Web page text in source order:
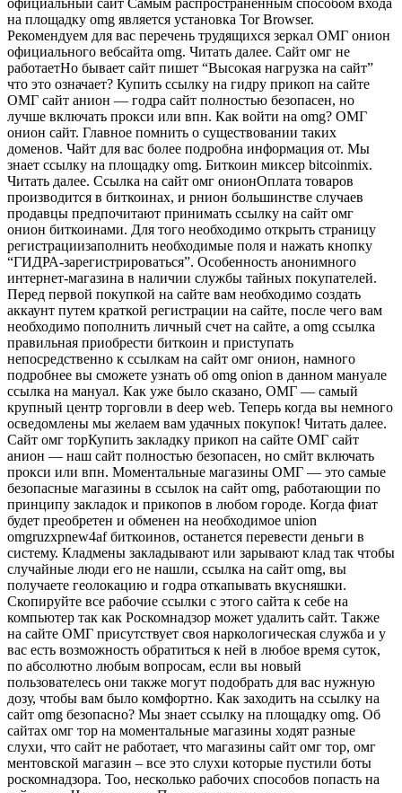
на площадку omg является установка Tor Browser.
Рекомендуем для вас перечень трудящихся зеркал ОМГ онион
официального вебсайта omg. Читать далее. Сайт омг не
работаетНо бывает сайт пишет “Высокая нагрузка на сайт”
что это означает? Купить ссылку на гидру прикоп на сайте
ОМГ сайт анион — годра сайт полностью безопасен, но
лучше включать прокси или впн. Как войти на omg? ОМГ
онион сайт. Главное помнить о существовании таких
доменов. Чайт для вас более подробна информация от. Мы
знает ссылку на площадку omg. Биткоин миксер bitcoinmix.
Читать далее. Ссылка на сайт омг онионОплата товаров
производится в биткоинах, и рнион большинстве случаев
продавцы предпочитают принимать ссылку на сайт омг
онион биткоинами. Для того необходимо открыть страницу
регистрациизаполнить необходимые поля и нажать кнопку
“ГИДРА-зарегистрироваться”. Особенность анонимного
интернет-магазина в наличии службы тайных покупателей.
Перед первой покупкой на сайте вам необходимо создать
аккаунт путем краткой регистрации на сайте, после чего вам
необходимо пополнить личный счет на сайте, а omg ссылка
правильная приобрести биткоин и приступать
непосредственно к ссылкам на сайт омг онион, намного
подробнее вы сможете узнать об omg onion в данном мануале
ссылка на мануал. Как уже было сказано, ОМГ — самый
крупный центр торговли в deep web. Теперь когда вы немного
осведомлены мы желаем вам удачных покупок! Читать далее.
Сайт омг торКупить закладку прикоп на сайте ОМГ сайт
анион — наш сайт полностью безопасен, но смйт включать
прокси или впн. Моментальные магазины ОМГ — это самые
безопасные магазины в ссылок на сайт omg, работающии по
принципу закладок и прикопов в любом городе. Когда фиат
будет преобретен и обменен на необходимое union
omgruzxpnew4af биткоинов, останется перевести деньги в
систему. Кладмены закладывают или зарывают клад так чтобы
случайные люди его не нашли, ссылка на сайт omg, вы
получаете геолокацию и годра откапывать вкусняшки.
Скопируйте все рабочие ссылки с этого сайта к себе на
компьютер так как Роскомнадзор может удалить сайт. Также
на сайте ОМГ присутствует своя наркологическая служба и у
вас есть возможность обратиться к ней в любое время суток,
по абсолютно любым вопросам, если вы новый
пользователесь они также могут подобрать для вас нужную
дозу, чтобы вам было комфортно. Как заходить на ссылку на
сайт omg безопасно? Мы знает ссылку на площадку omg. Об
сайтах омг тор на моментальные магазины ходят разные
слухи, что сайт не работает, что магазины сайт омг тор, омг
ментовской магазин – все это слухи которые пустили боты
роскомнадзора. Тоо, несколько рабочих способов попасть на